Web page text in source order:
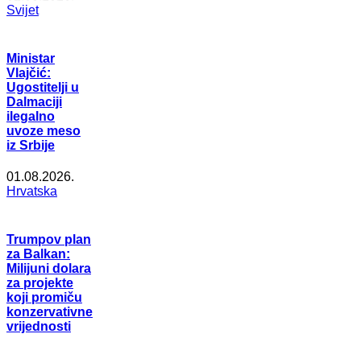
Svijet
Ministar
Vlajčić:
Ugostitelji u
Dalmaciji
ilegalno
uvoze meso
iz Srbije
01.08.2026.
Hrvatska
Trumpov plan
za Balkan:
Milijuni dolara
za projekte
koji promiču
konzervativne
vrijednosti